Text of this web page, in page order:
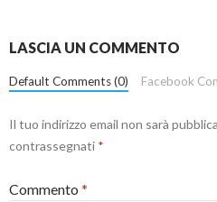
LASCIA UN COMMENTO
Default Comments (0) Facebook
Il tuo indirizzo email non sarà
contrassegnati *
Commento *